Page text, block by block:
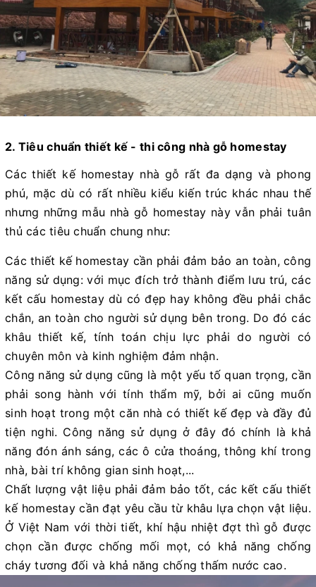
2. Tiêu chuẩn thiết kế - thi công nhà gỗ homestay
Các thiết kế homestay nhà gỗ rất đa dạng và phong
phú, mặc dù có rất nhiều kiểu kiến trúc khác nhau thế
nhưng những mẫu nhà gỗ homestay này vẫn phải tuân
thủ các tiêu chuẩn chung như:
Các thiết kế homestay cần phải đảm bảo an toàn, công
năng sử dụng: với mục đích trở thành điểm lưu trú, các
kết cấu homestay dù có đẹp hay không đều phải chắc
chắn, an toàn cho người sử dụng bên trong. Do đó các
khâu thiết kế, tính toán chịu lực phải do người có
chuyên môn và kinh nghiệm đảm nhận.
Công năng sử dụng cũng là một yếu tố quan trọng, cần
phải song hành với tính thẩm mỹ, bởi ai cũng muốn
sinh hoạt trong một căn nhà có thiết kế đẹp và đầy đủ
tiện nghi. Công năng sử dụng ở đây đó chính là khả
năng đón ánh sáng, các ô cửa thoáng, thông khí trong
nhà, bài trí không gian sinh hoạt,...
Chất lượng vật liệu phải đảm bảo tốt, các kết cấu thiết
kế homestay cần đạt yêu cầu từ khâu lựa chọn vật liệu.
Ở Việt Nam với thời tiết, khí hậu nhiệt đợt thì gỗ được
chọn cần được chống mối mọt, có khả năng chống
cháy tương đối và khả năng chống thấm nước cao.